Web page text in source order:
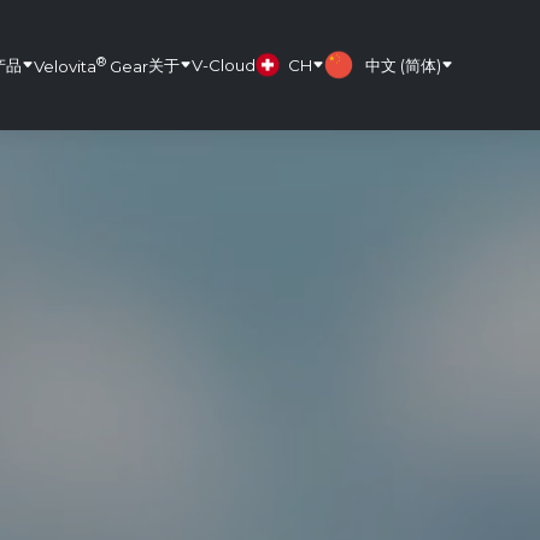
品 Velovita® Gear关于 V-Cloud CH 中文 (简体)